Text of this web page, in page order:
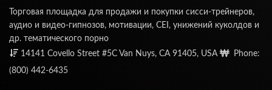
Торговая площадка для продажи и покупки сисси-трейнеров,
аудио и видео-гипнозов, мотивации, CEI, унижений куколдов и
др. тематического порно
14141 Covello Street #5C Van Nuys, CA 91405, USA
Phone:
(800) 442-6435